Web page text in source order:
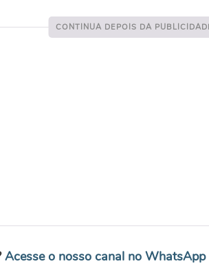
Acesse o nosso canal no WhatsApp